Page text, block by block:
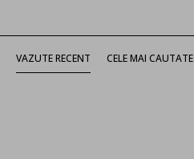
VAZUTE RECENT CELE MAI CAUTATE